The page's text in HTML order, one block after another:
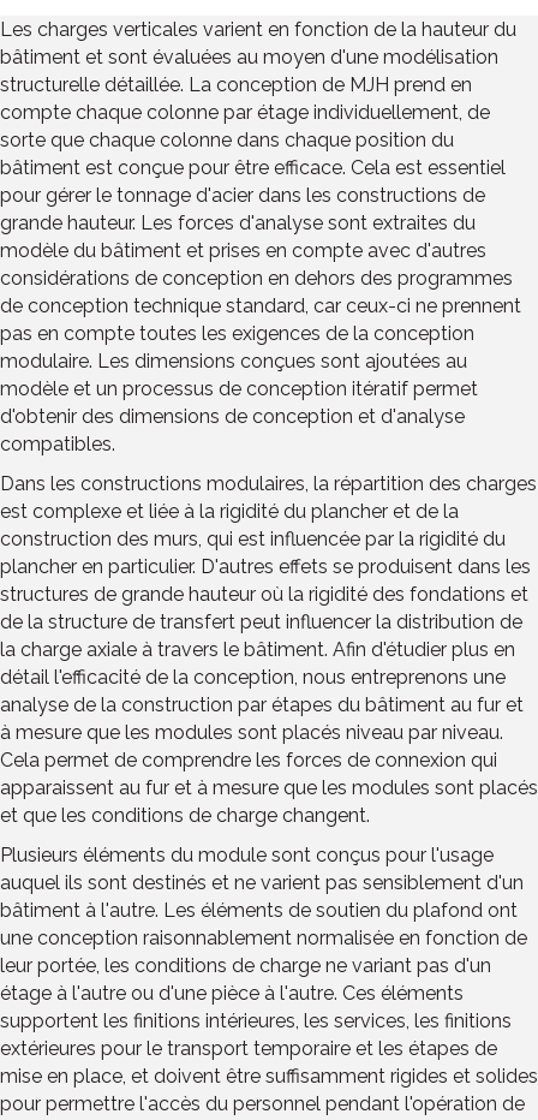
Les charges verticales varient en fonction de la hauteur du
bâtiment et sont évaluées au moyen d'une modélisation
structurelle détaillée. La conception de MJH prend en
compte chaque colonne par étage individuellement, de
sorte que chaque colonne dans chaque position du
bâtiment est conçue pour être efficace. Cela est essentiel
pour gérer le tonnage d'acier dans les constructions de
grande hauteur. Les forces d'analyse sont extraites du
modèle du bâtiment et prises en compte avec d'autres
considérations de conception en dehors des programmes
de conception technique standard, car ceux-ci ne prennent
pas en compte toutes les exigences de la conception
modulaire. Les dimensions conçues sont ajoutées au
modèle et un processus de conception itératif permet
d'obtenir des dimensions de conception et d'analyse
compatibles.
Dans les constructions modulaires, la répartition des charges
est complexe et liée à la rigidité du plancher et de la
construction des murs, qui est influencée par la rigidité du
plancher en particulier. D'autres effets se produisent dans les
structures de grande hauteur où la rigidité des fondations et
de la structure de transfert peut influencer la distribution de
la charge axiale à travers le bâtiment. Afin d'étudier plus en
détail l'efficacité de la conception, nous entreprenons une
analyse de la construction par étapes du bâtiment au fur et
à mesure que les modules sont placés niveau par niveau.
Cela permet de comprendre les forces de connexion qui
apparaissent au fur et à mesure que les modules sont placés
et que les conditions de charge changent.
Plusieurs éléments du module sont conçus pour l'usage
auquel ils sont destinés et ne varient pas sensiblement d'un
bâtiment à l'autre. Les éléments de soutien du plafond ont
une conception raisonnablement normalisée en fonction de
leur portée, les conditions de charge ne variant pas d'un
étage à l'autre ou d'une pièce à l'autre. Ces éléments
supportent les finitions intérieures, les services, les finitions
extérieures pour le transport temporaire et les étapes de
mise en place, et doivent être suffisamment rigides et solides
pour permettre l'accès du personnel pendant l'opération de